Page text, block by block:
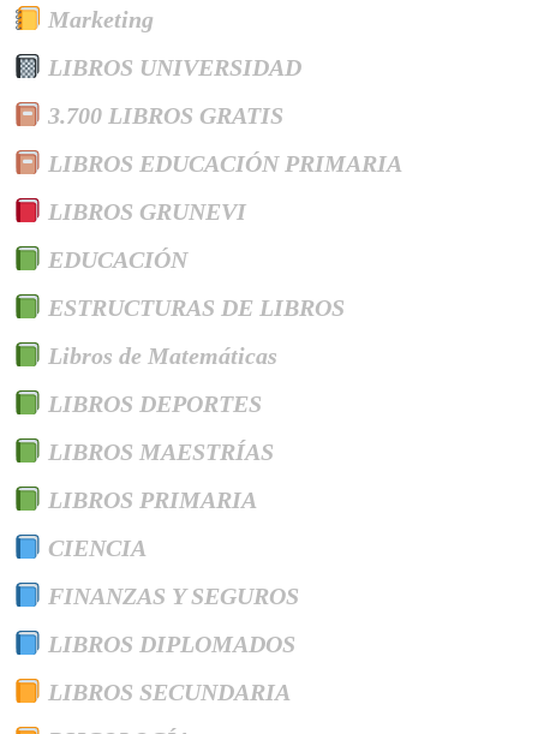
Marketing
LIBROS UNIVERSIDAD
3.700 LIBROS GRATIS
LIBROS EDUCACIÓN PRIMARIA
LIBROS GRUNEVI
EDUCACIÓN
ESTRUCTURAS DE LIBROS
Libros de Matemáticas
LIBROS DEPORTES
LIBROS MAESTRÍAS
LIBROS PRIMARIA
CIENCIA
FINANZAS Y SEGUROS
LIBROS DIPLOMADOS
LIBROS SECUNDARIA